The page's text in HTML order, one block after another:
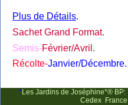
Plus de Détails.
Sachet Grand Format.
Semis-Février/Avril.
Récolte-Janvier/Décembre.
*Les Jardins de Joséphine*®
Cedex